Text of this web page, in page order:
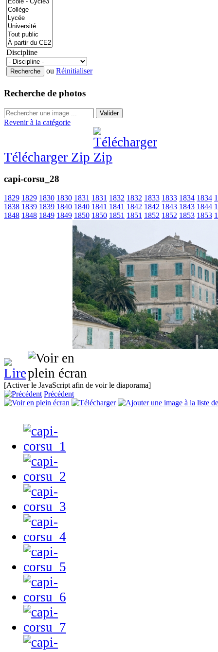
Discipline
ou Réinitialiser
Recherche de photos
Valider
Revenir à la catégorie
Télécharger Zip
capi-corsu_28
1829 1829 1830 1830 1831 1831 1832 1832 1833 1833 1834 1834
1838 1839 1839 1840 1840 1841 1841 1842 1842 1843 1843 1844
1848 1848 1849 1849 1850 1850 1851 1851 1852 1852 1853 1853
[Activer le JavaScript afin de voir le diaporama]
Précédent